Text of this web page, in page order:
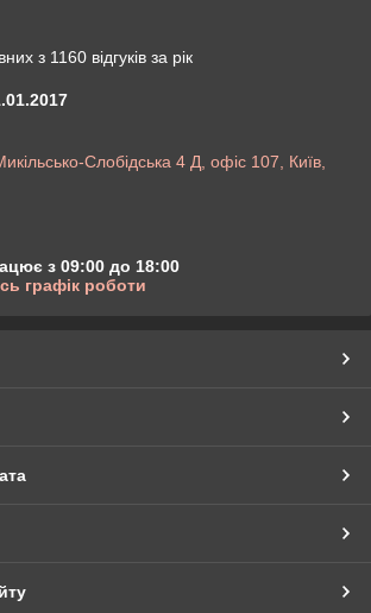
з 1160 відгуків за рік
Слобідська 4 Д, офіс 107, Київ,
з 09:00 до 18:00
графік роботи